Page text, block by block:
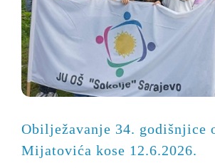
Obilježavanje 34. godišnjice
Mijatovića kose 12.6.2026.